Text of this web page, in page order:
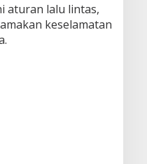
aturan lalu lintas,
keselamatan